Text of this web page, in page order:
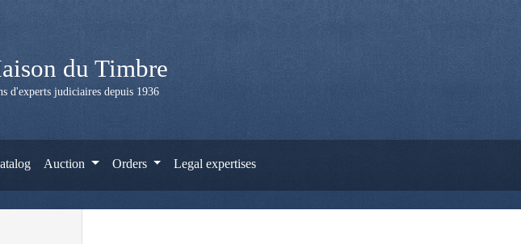
du Timbre
d'experts judiciaires depuis 1936
Auction Orders Legal expertises